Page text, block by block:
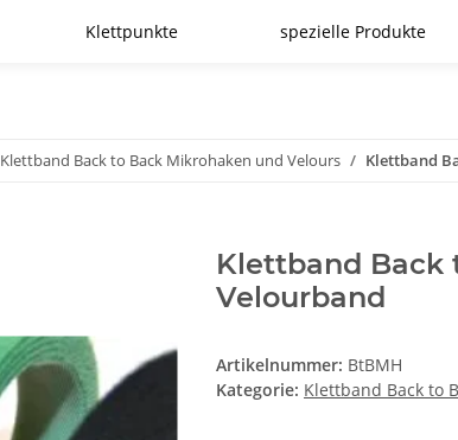
Klettpunkte spezielle Produkte
Klettband Back to Back Mikrohaken und Velours Klettband
Klettband Back
Velourband
Artikelnummer: BtBMH
Kategorie: Klettband Back to